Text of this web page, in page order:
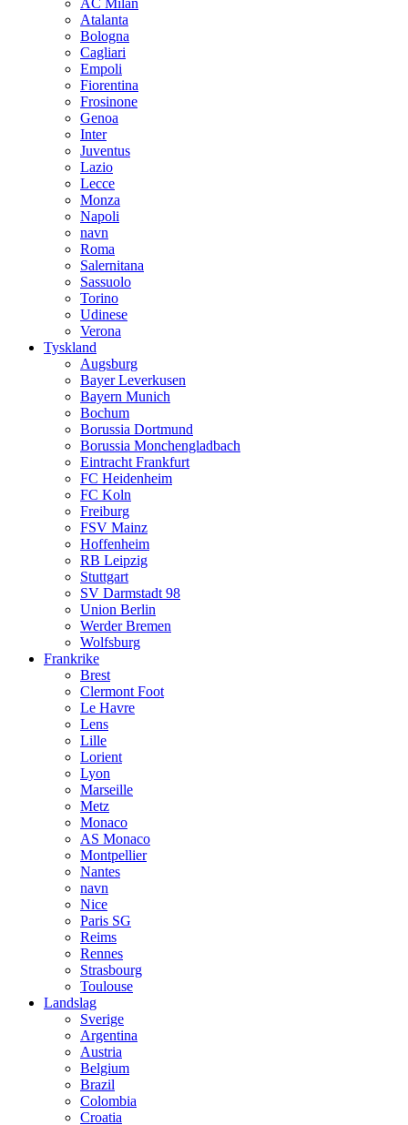
Atalanta
Bologna
Cagliari
Empoli
Fiorentina
Frosinone
Genoa
Inter
Juventus
Lazio
Lecce
Monza
Napoli
navn
Roma
Salernitana
Sassuolo
Torino
Udinese
Verona
Tyskland
Augsburg
Bayer Leverkusen
Bayern Munich
Bochum
Borussia Dortmund
Borussia Monchengladbach
Eintracht Frankfurt
FC Heidenheim
FC Koln
Freiburg
FSV Mainz
Hoffenheim
RB Leipzig
Stuttgart
SV Darmstadt 98
Union Berlin
Werder Bremen
Wolfsburg
Frankrike
Brest
Clermont Foot
Le Havre
Lens
Lille
Lorient
Lyon
Marseille
Metz
Monaco
AS Monaco
Montpellier
Nantes
navn
Nice
Paris SG
Reims
Rennes
Strasbourg
Toulouse
Landslag
Sverige
Argentina
Austria
Belgium
Brazil
Colombia
Croatia